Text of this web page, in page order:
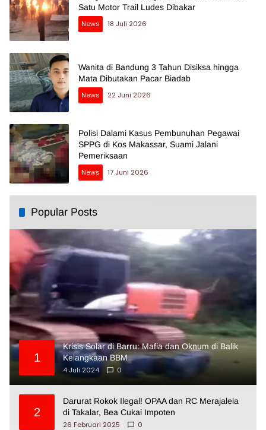
Satu Motor Trail Ludes Dibakar
News
18 Juli 2026
Wanita di Bandung 3 Tahun Disiksa hingga
Mata Dibutakan Pacar Biadab
News
22 Juni 2026
Polisi Dalami Kasus Pembunuhan Pegawai
SPPG di Kos Makassar, Suami Jalani
Pemeriksaan
News
17 Juni 2026
Popular Posts
1
Krisis Solar di Barru: Mafia dan Oknum di Balik
Kelangkaan BBM
4 Juli 2024
0
2
Darurat Rokok Ilegal! OPAA dan RC Merajalela
di Takalar, Bea Cukai Impoten
26 Februari 2025
0